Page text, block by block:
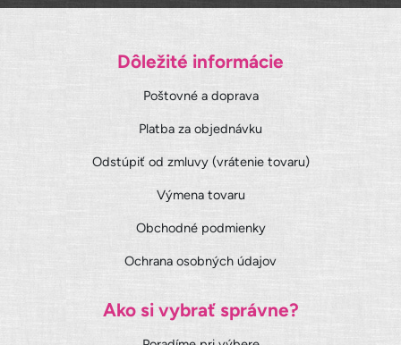
Dôležité informácie
Poštovné a doprava
Platba za objednávku
Odstúpiť od zmluvy (vrátenie tovaru)
Výmena tovaru
Obchodné podmienky
Ochrana osobných údajov
Ako si vybrať správne?